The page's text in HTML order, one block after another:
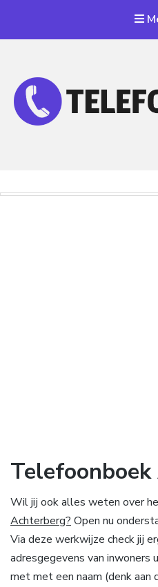
Wil jij ook alles weten over
Achterberg? Open nu
Via deze werkwijze check jij
adresgegevens van inwoners
met met een naam (denk aan